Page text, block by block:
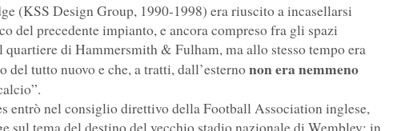
(KSS Design Group, 1990-1998) era riuscito a incasellarsi
del precedente impianto, e ancora compreso fra gli spazi
di Hammersmith & Fulham, ma allo stesso tempo era
tutto nuovo e che, a tratti, dall’esternonon era nemmeno
entrò nel consiglio direttivo della Football Association inglese,
sul tema del destino del vecchio stadio nazionale di Wembley: in